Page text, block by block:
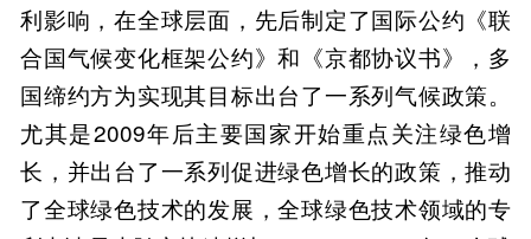
利影响，在全球层面，先后制定了国际公约《联
合国气候变化框架公约》和《京都协议书》，多
国缔约方为实现其目标出台了一系列气候政策。
尤其是2009年后主要国家开始重点关注绿色增
长，并出台了一系列促进绿色增长的政策，推动
了全球绿色技术的发展，全球绿色技术领域的专